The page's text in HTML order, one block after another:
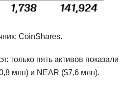
CoinShares.
только пять активов показали
млн) и NEAR ($7,6 млн).